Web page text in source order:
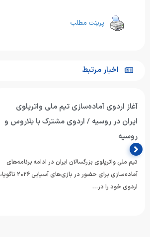
پرینت مطلب
اخبار مرتبط
آغاز اردوی آماده‌سازی تیم ملی واترپلوی
ایران در روسیه / اردوی مشترک با بلاروس و
روسیه
تیم ملی واترپلوی بزرگسالان ایران در ادامه برنامه‌های
آماده‌سازی برای حضور در بازی‌های آسیایی ۲۰۲۶ ناگویا،
اردوی خود را در…